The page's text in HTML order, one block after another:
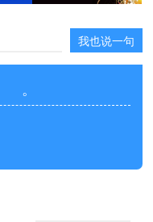
我也说一句
。